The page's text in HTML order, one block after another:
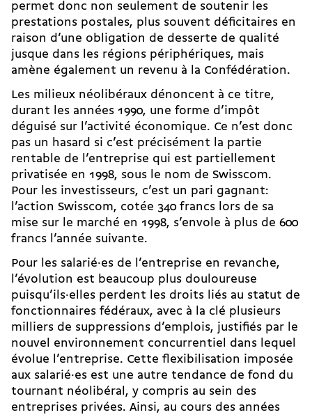
permet donc non seulement de soutenir les
prestations postales, plus souvent déficitaires en
raison d’une obligation de desserte de qualité
jusque dans les régions périphériques, mais
amène également un revenu à la Confédération.
Les milieux néolibéraux dénoncent à ce titre,
durant les années 1990, une forme d’impôt
déguisé sur l’activité économique. Ce n’est donc
pas un hasard si c’est précisément la partie
rentable de l’entreprise qui est partiellement
privatisée en 1998, sous le nom de Swisscom.
Pour les investisseurs, c’est un pari gagnant:
l’action Swisscom, cotée 340 francs lors de sa
mise sur le marché en 1998, s’envole à plus de 600
francs l’année suivante.
Pour les salarié·es de l’entreprise en revanche,
l’évolution est beaucoup plus douloureuse
puisqu’ils·elles perdent les droits liés au statut de
fonctionnaires fédéraux, avec à la clé plusieurs
milliers de suppressions d’emplois, justifiés par le
nouvel environnement concurrentiel dans lequel
évolue l’entreprise. Cette flexibilisation imposée
aux salarié·es est une autre tendance de fond du
tournant néolibéral, y compris au sein des
entreprises privées. Ainsi, au cours des années